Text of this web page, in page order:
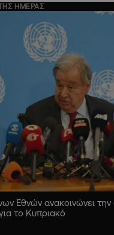
ΗΜΕΡΑΣ
Εθνών ανακοινώνει την
το Κυπριακό